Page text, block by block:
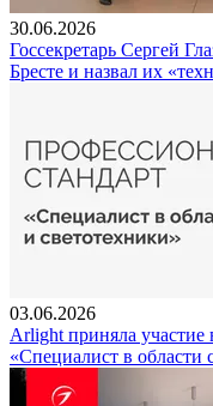
30.06.2026
Госсекретарь Сергей
Бресте и назвал их
03.06.2026
Arlight приняла участие
«Специалист в области